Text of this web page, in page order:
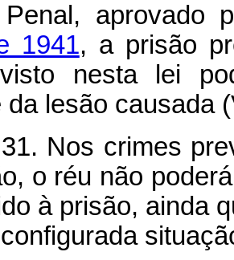
Penal, aprovado
1941, a prisão
nesta lei
da lesão causada (
Nos crimes
o réu não
à prisão, ainda